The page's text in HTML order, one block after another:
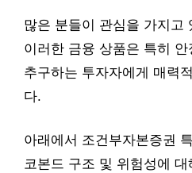
많은 분들이 관심을 가지고
이러한 금융 상품은 특히
추구하는 투자자에게 매력
다.
아래에서 조건부자본증권
코본드 구조 및 위험성에